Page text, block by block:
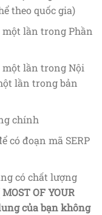
theo quốc gia)
lần trong Phần
lần trong Nội
lần trong bản
chính
có đoạn mã SERP
có chất lượng
MOST OF YOUR
của bạn không